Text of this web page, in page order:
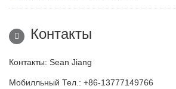
Контакты
Контакты: Sean Jiang
Мобилльный Тел.: +86-13777149766